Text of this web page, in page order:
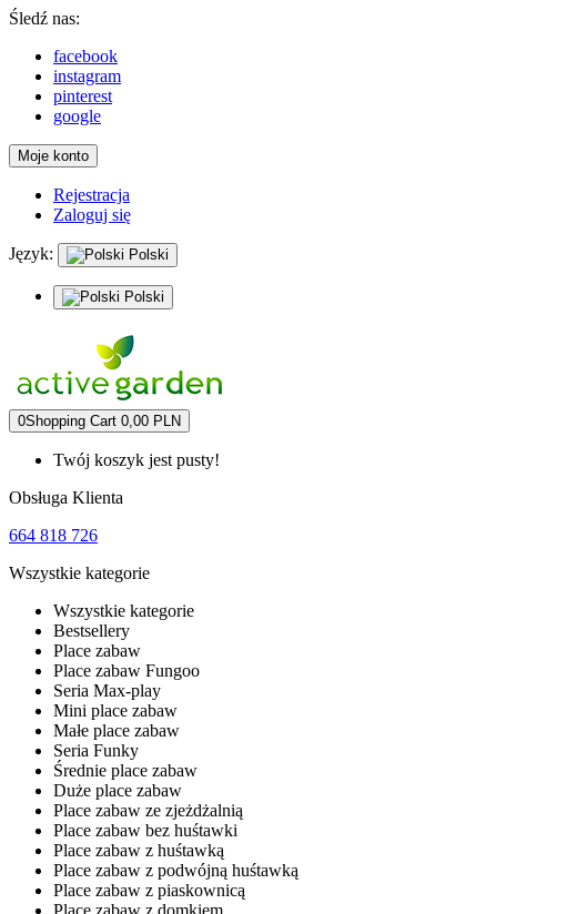
Śledź nas:
facebook
instagram
pinterest
google
Moje konto
Rejestracja
Zaloguj się
Język: Polski
Polski
0Shopping Cart 0,00 PLN
Twój koszyk jest pusty!
Obsługa Klienta
664 818 726
Wszystkie kategorie
Wszystkie kategorie
Bestsellery
Place zabaw
Place zabaw Fungoo
Seria Max-play
Mini place zabaw
Małe place zabaw
Seria Funky
Średnie place zabaw
Duże place zabaw
Place zabaw ze zjeżdżalnią
Place zabaw bez huśtawki
Place zabaw z huśtawką
Place zabaw z podwójną huśtawką
Place zabaw z piaskownicą
Place zabaw z domkiem